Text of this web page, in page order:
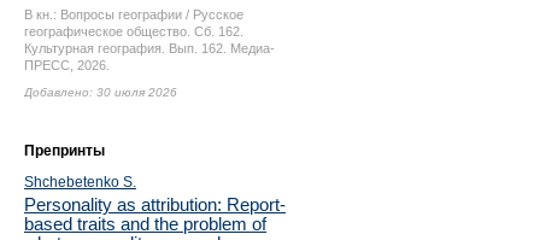
В кн.: Вопросы географии / Русское
географическое общество. Сб. 162.
Культурная география. Вып. 162. Медиа-
ПРЕСС, 2026.
Добавлено: 30 июля 2026
Препринты
Shchebetenko S.
Personality as attribution: Report-
based traits and the problem of